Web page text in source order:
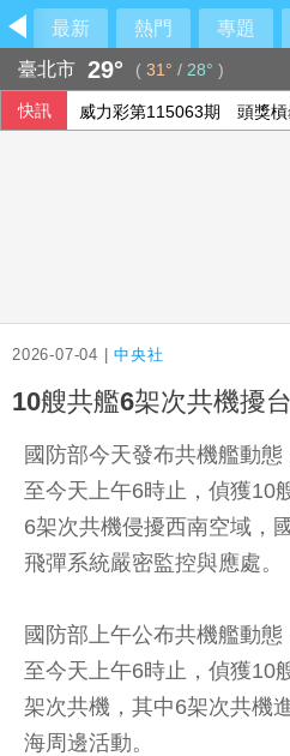
最新 熱門 專題
臺北市 29° ( 31° / 28° )
快訊 威力彩第115063期 頭獎槓
2026-07-04 |中央社
10艘共艦6架次共機擾
國防部今天發布共機艦動
至今天上午6時止，偵獲10
6架次共機侵擾西南空域，
飛彈系統嚴密監控與應處。
國防部上午公布共機艦動
至今天上午6時止，偵獲10
架次共機，其中6架次共機
海周邊活動。